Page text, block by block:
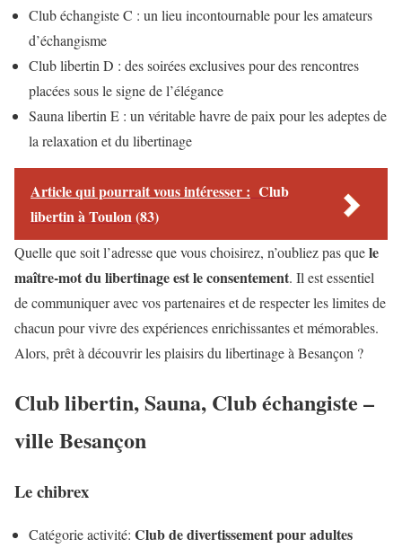
Club échangiste C : un lieu incontournable pour les amateurs
d’échangisme
Club libertin D : des soirées exclusives pour des rencontres
placées sous le signe de l’élégance
Sauna libertin E : un véritable havre de paix pour les adeptes de
la relaxation et du libertinage
Article qui pourrait vous intéresser : Club
libertin à Toulon (83)
Quelle que soit l’adresse que vous choisirez, n’oubliez pas quele
maître-mot du libertinage est le consentement. Il est essentiel
de communiquer avec vos partenaires et de respecter les limites de
chacun pour vivre des expériences enrichissantes et mémorables.
Alors, prêt à découvrir les plaisirs du libertinage à Besançon ?
Club libertin, Sauna, Club échangiste –
ville Besançon
Le chibrex
Catégorie activité: Club de divertissement pour adultes